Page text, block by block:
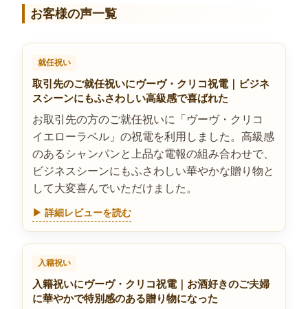
お客様の声一覧
就任祝い
取引先のご就任祝いにヴーヴ・クリコ祝電｜ビジネ
スシーンにもふさわしい高級感で喜ばれた
お取引先の方のご就任祝いに「ヴーヴ・クリコ
イエローラベル」の祝電を利用しました。高級感
のあるシャンパンと上品な電報の組み合わせで、
ビジネスシーンにもふさわしい華やかな贈り物と
して大変喜んでいただけました。
▶ 詳細レビューを読む
入籍祝い
入籍祝いにヴーヴ・クリコ祝電｜お酒好きのご夫婦
に華やかで特別感のある贈り物になった